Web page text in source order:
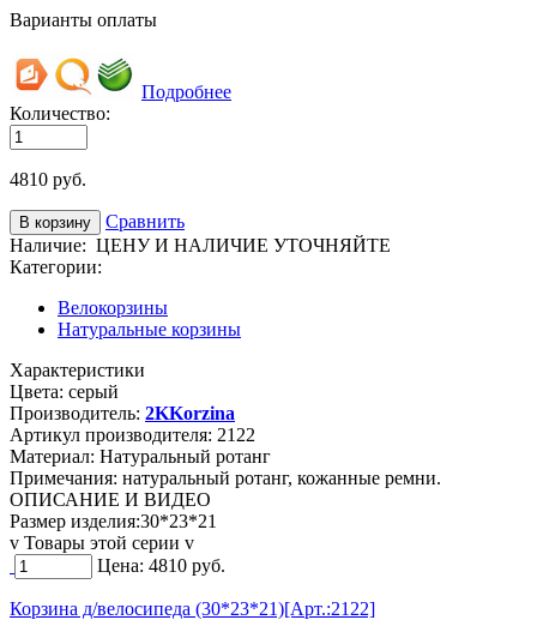
Варианты оплаты
Подробнее
Количество:
4810 руб.
Сравнить
Наличие: ЦЕНУ И НАЛИЧИЕ УТОЧНЯЙТЕ
Категории:
Велокорзины
Натуральные корзины
Характеристики
Цвета: серый
Производитель: 2KKorzina
Артикул производителя: 2122
Материал: Натуральный ротанг
Примечания: натуральный ротанг, кожанные ремни.
ОПИСАНИЕ И ВИДЕО
Размер изделия:30*23*21
v Товары этой серии v
Цена: 4810 руб.
Корзина д/велосипеда (30*23*21)[Арт.:2122]